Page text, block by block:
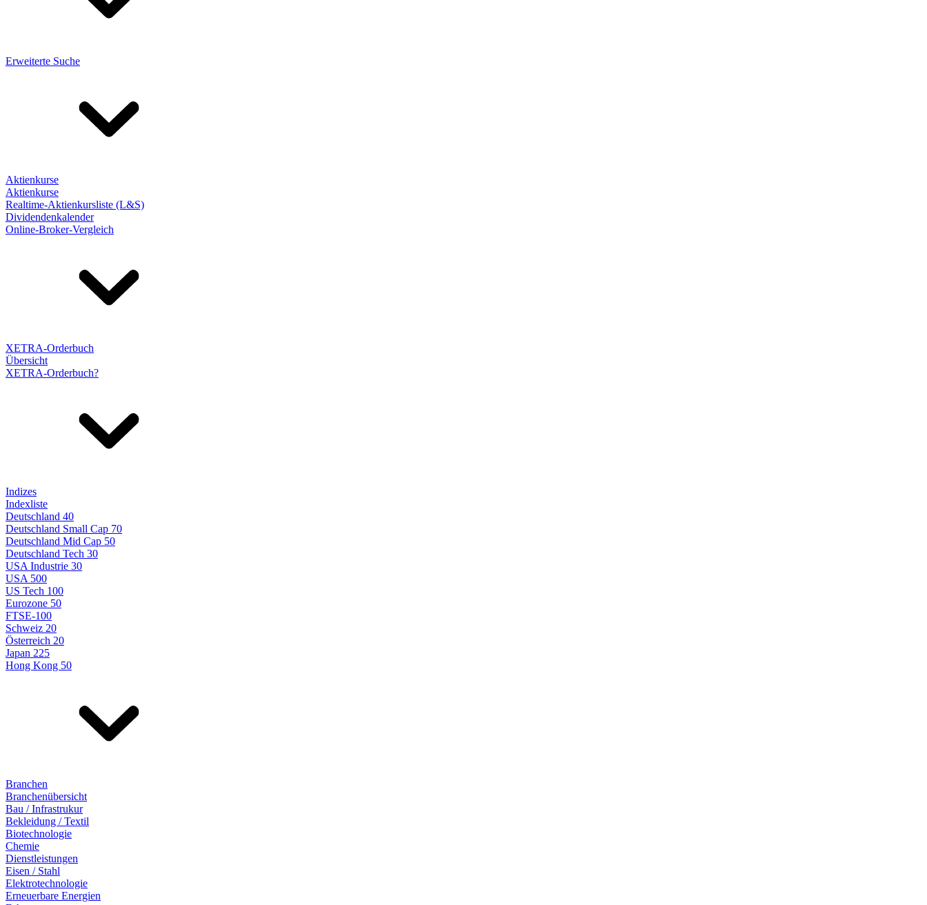
Erweiterte Suche
Aktienkurse
Aktienkurse
Realtime-Aktienkursliste (L&S)
Dividendenkalender
Online-Broker-Vergleich
XETRA-Orderbuch
Übersicht
XETRA-Orderbuch?
Indizes
Indexliste
Deutschland 40
Deutschland Small Cap 70
Deutschland Mid Cap 50
Deutschland Tech 30
USA Industrie 30
USA 500
US Tech 100
Eurozone 50
FTSE-100
Schweiz 20
Österreich 20
Japan 225
Hong Kong 50
Branchen
Branchenübersicht
Bau / Infrastrukur
Bekleidung / Textil
Biotechnologie
Chemie
Dienstleistungen
Eisen / Stahl
Elektrotechnologie
Erneuerbare Energien